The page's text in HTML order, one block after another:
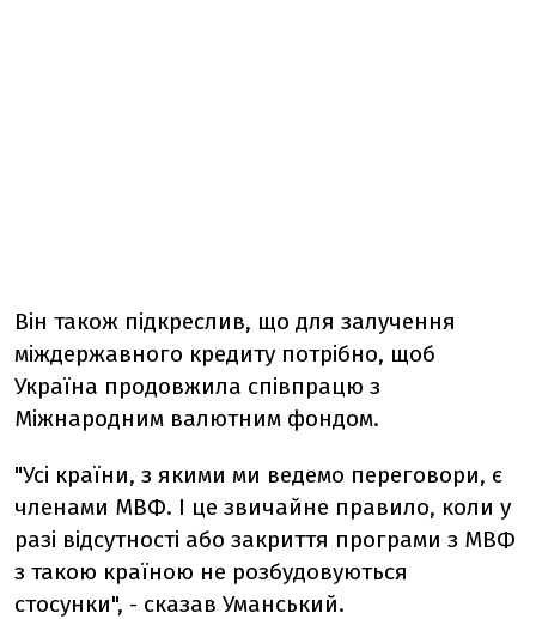
Він також підкреслив, що для залучення
міждержавного кредиту потрібно, щоб
Україна продовжила співпрацю з
Міжнародним валютним фондом.
"Усі країни, з якими ми ведемо переговори, є
членами МВФ. І це звичайне правило, коли у
разі відсутності або закриття програми з МВФ
з такою країною не розбудовуються
стосунки", - сказав Уманський.